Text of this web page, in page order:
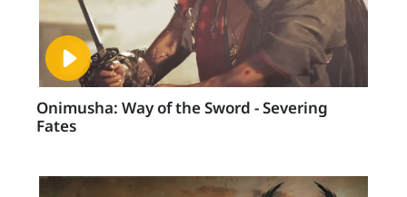
Onimusha: Way of the Sword - Severing
Fates